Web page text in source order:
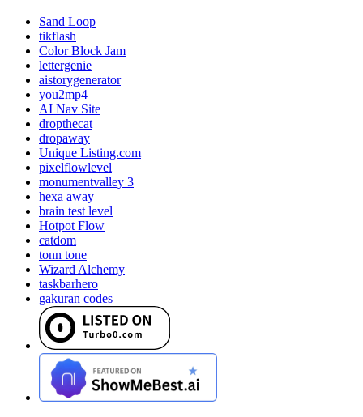
Sand Loop
tikflash
Color Block Jam
lettergenie
aistorygenerator
you2mp4
AI Nav Site
dropthecat
dropaway
Unique Listing.com
pixelflowlevel
monumentvalley 3
hexa away
brain test level
Hotpot Flow
catdom
tonn tone
Wizard Alchemy
taskbarhero
gakuran codes